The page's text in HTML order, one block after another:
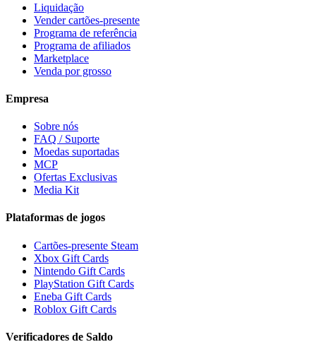
Liquidação
Vender cartões-presente
Programa de referência
Programa de afiliados
Marketplace
Venda por grosso
Empresa
Sobre nós
FAQ / Suporte
Moedas suportadas
MCP
Ofertas Exclusivas
Media Kit
Plataformas de jogos
Cartões-presente Steam
Xbox Gift Cards
Nintendo Gift Cards
PlayStation Gift Cards
Eneba Gift Cards
Roblox Gift Cards
Verificadores de Saldo